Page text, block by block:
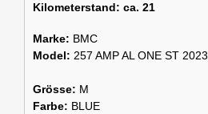
Kilometerstand: ca. 21
Marke: BMC
Model: 257 AMP AL ONE ST 2023
Grösse: M
Farbe: BLUE